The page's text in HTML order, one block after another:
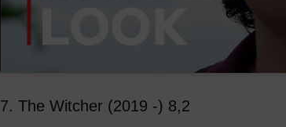
7. The Witcher (2019 -) 8,2